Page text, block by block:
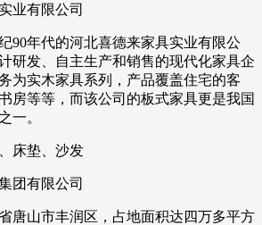
业有限公司
90年代的河北喜德来家具实业有限公
研发、自主生产和销售的现代化家具企
为实木家具系列，产品覆盖住宅的客
房等等，而该公司的板式家具更是我国
一。
床垫、沙发
团有限公司
唐山市丰润区，占地面积达四万多平方